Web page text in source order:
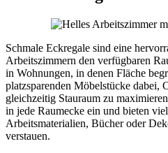
Schmale Eckregale sind eine
Arbeitszimmern den verfügbaren
in Wohnungen, in denen Fläche
platzsparenden Möbelstücke dabei,
gleichzeitig Stauraum zu
in jede Raumecke ein und bieten
Arbeitsmaterialien, Bücher oder
verstauen.